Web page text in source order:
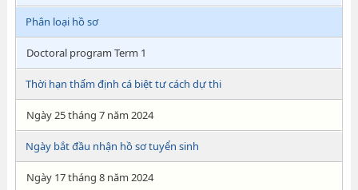
Phân loại hồ sơ
Doctoral program Term 1
Thời hạn thẩm định cá biệt tư cách dự thi
Ngày 25 tháng 7 năm 2024
Ngày bắt đầu nhận hồ sơ tuyển sinh
Ngày 17 tháng 8 năm 2024